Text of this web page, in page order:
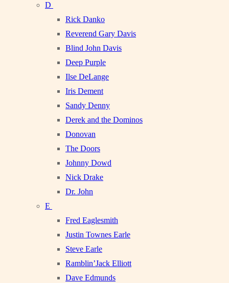
D
Rick Danko
Reverend Gary Davis
Blind John Davis
Deep Purple
Ilse DeLange
Iris Dement
Sandy Denny
Derek and the Dominos
Donovan
The Doors
Johnny Dowd
Nick Drake
Dr. John
E
Fred Eaglesmith
Justin Townes Earle
Steve Earle
Ramblin’Jack Elliott
Dave Edmunds